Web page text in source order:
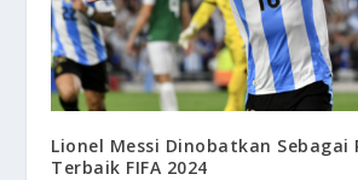
Lionel Messi Dinobatkan Sebagai
Terbaik FIFA 2024